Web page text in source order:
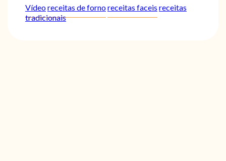
Vídeoreceitas de fornoreceitas faceis receitas
tradicionais